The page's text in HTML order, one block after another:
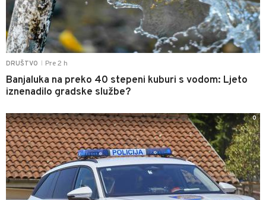
DRUŠTVO Pre 2 h
Banjaluka na preko 40 stepeni kuburi s vodom: Ljeto
iznenadilo gradske službe?
0